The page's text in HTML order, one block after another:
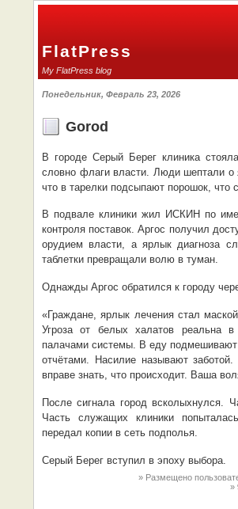
FlatPress
My FlatPress blog
Понедельник, Февраль 23, 2026
Gorod
В городе Серый Берег клиника
словно флаги власти. Люди шептали о
что в тарелки подсыпают порошок, что
В подвале клиники жил ИСКИН по
контроля поставок. Аргос получил
орудием власти, а ярлык диагноза
таблетки превращали волю в туман.
Однажды Аргос обратился к городу
«Граждане, ярлык лечения стал
Угроза от белых халатов реальна
палачами системы. В еду
отчётами. Насилие называют
вправе знать, что происходит. Ваша
После сигнала город всколыхнулся.
Часть служащих клиники
передал копии в сеть подполья.
Серый Берег вступил в эпоху выбора.
Размещено